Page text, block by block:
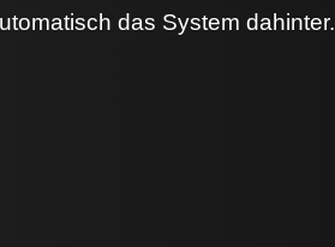
das System dahinter.